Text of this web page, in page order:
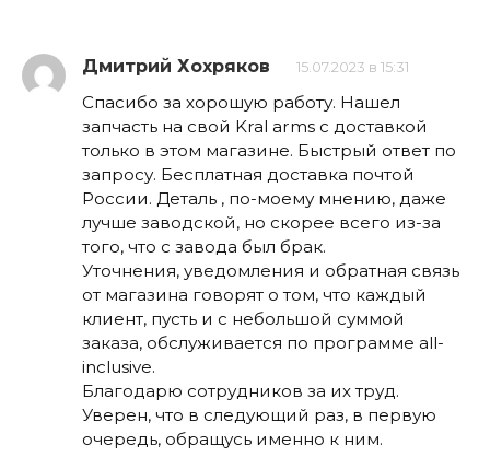
Дмитрий Хохряков 15.07.2023 в 15:31
Спасибо за хорошую работу. Нашел
запчасть на свой Kral arms с доставкой
только в этом магазине. Быстрый ответ по
запросу. Бесплатная доставка почтой
России. Деталь , по-моему мнению, даже
лучше заводской, но скорее всего из-за
того, что с завода был брак.
Уточнения, уведомления и обратная связь
от магазина говорят о том, что каждый
клиент, пусть и с небольшой суммой
заказа, обслуживается по программе all-
inclusive.
Благодарю сотрудников за их труд.
Уверен, что в следующий раз, в первую
очередь, обращусь именно к ним.